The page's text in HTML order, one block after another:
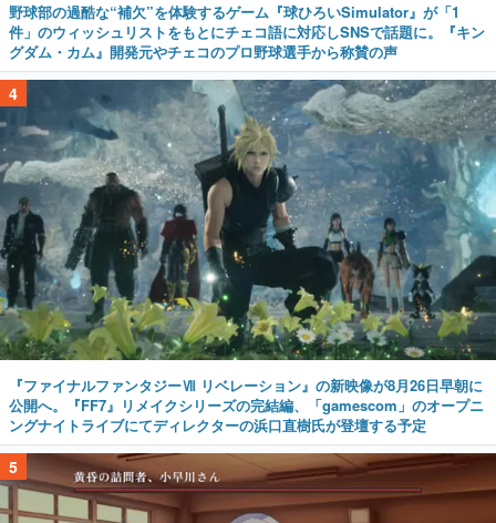
野球部の過酷な“補欠”を体験するゲーム『球ひろいSimulator』が「1
件」のウィッシュリストをもとにチェコ語に対応しSNSで話題に。『キン
グダム・カム』開発元やチェコのプロ野球選手から称賛の声
4
『ファイナルファンタジーⅦ リベレーション』の新映像が8月26日早朝に
公開へ。『FF7』リメイクシリーズの完結編、「gamescom」のオープニ
ングナイトライブにてディレクターの浜口直樹氏が登壇する予定
5